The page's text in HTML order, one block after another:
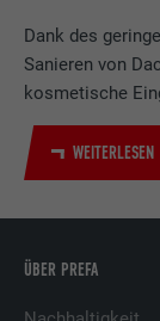
Dank des
Sanieren von
kosmetische
WEITERLESEN
ÜBER PREFA
Laufzeit
Anbieter